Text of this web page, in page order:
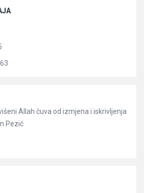
Allah čuva od izmjena i iskrivljenja
Pezić